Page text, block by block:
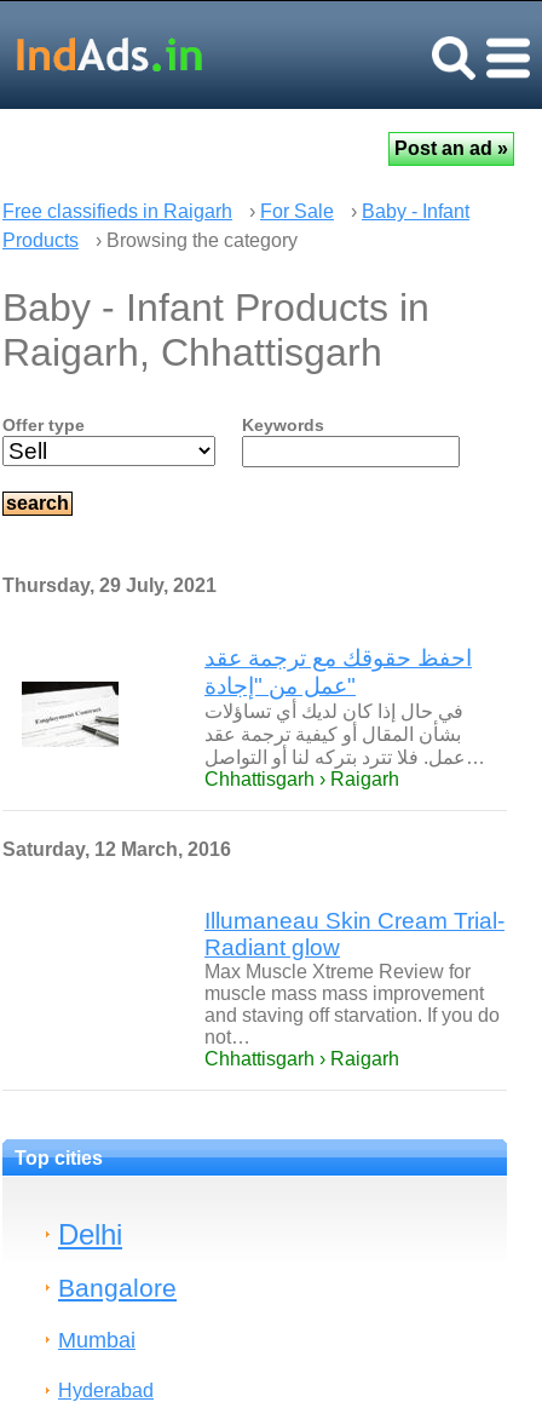
Free classifieds in Raigarh › For Sale › Baby - Infant
Products
› Browsing the category
Baby - Infant Products in
Raigarh, Chhattisgarh
Offer type Keywords
Thursday, 29 July, 2021
احفظ حقوقك مع ترجمة عقد
عمل من "إجادة"
في حال إذا كان لديك أي تساؤلات
بشأن المقال أو كيفية ترجمة عقد
عمل. فلا تترد بتركه لنا أو التواصل…
Chhattisgarh › Raigarh
Saturday, 12 March, 2016
Illumaneau Skin Cream Trial-
Radiant glow
Max Muscle Xtreme Review for
muscle mass mass improvement
and staving off starvation. If you do
not…
Chhattisgarh › Raigarh
Top cities
Delhi
Bangalore
Mumbai
Hyderabad